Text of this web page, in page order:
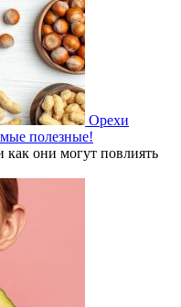
Орехи
полезные!
они могут повлиять